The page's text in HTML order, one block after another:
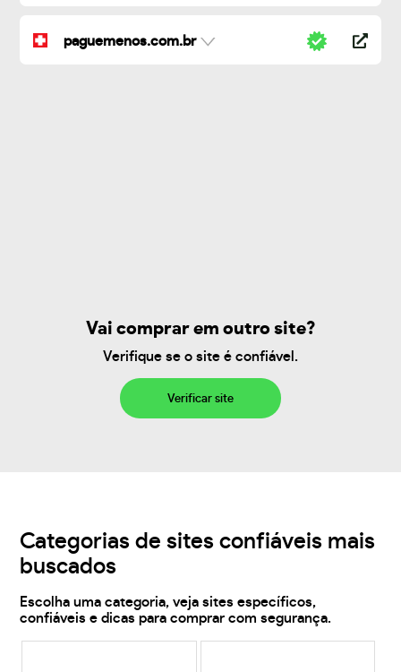
paguemenos.com.br
Vai comprar em outro site?
Verifique se o site é confiável.
Verificar site
Categorias de sites confiáveis mais
buscados
Escolha uma categoria, veja sites específicos,
confiáveis e dicas para comprar com segurança.